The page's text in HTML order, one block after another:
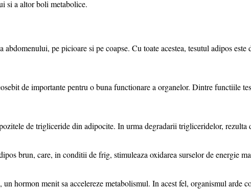
si a altor boli metabolice.
pe picioare si pe coapse. Cu toate acestea, tesutul adipos este
de importante pentru o buna functionare a organelor. Dintre functiile
de trigliceride din adipocite. In urma degradarii trigliceridelor, rezulta
brun, care, in conditii de frig, stimuleaza oxidarea surselor de energie
hormon menit sa accelereze metabolismul. In acest fel, organismul arde